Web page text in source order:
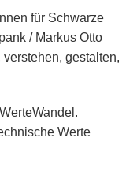
für Schwarze
/ Markus Otto
gestalten,
Werte